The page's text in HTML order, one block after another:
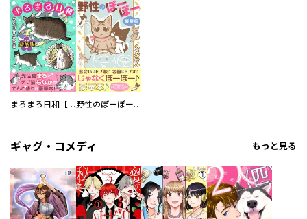
まろまろ日和【豪華版】 野性のぽーぽー【豪華版】
ギャグ・コメディ もっと見る